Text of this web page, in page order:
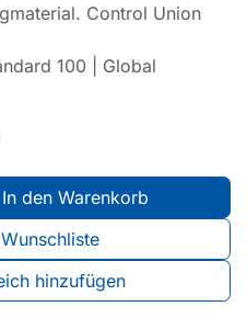
Control Union
100 | Global
In den Warenkorb
hinzufügen